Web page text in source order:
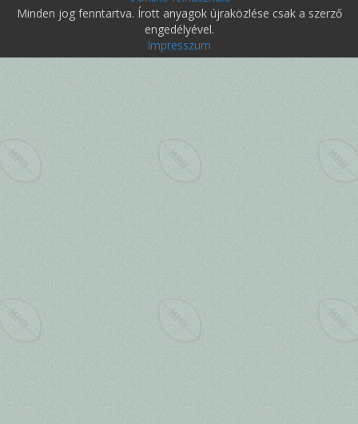
Minden jog fenntartva. Írott anyagok újraközlése csak a szerző
engedélyével.
Impresszum